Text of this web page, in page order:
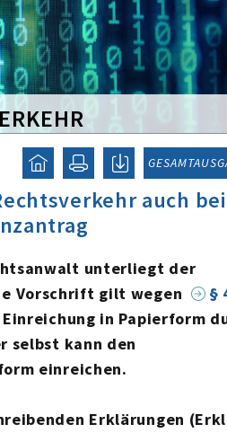
auch bei
unterliegt der
Vorschrift gilt wegen
§
in Papierform
selbst kann den
einreichen.
Erklärungen